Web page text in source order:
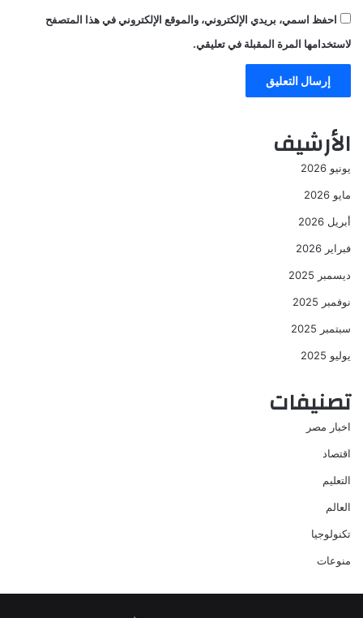
احفظ اسمي، بريدي الإلكتروني، والموقع الإلكتروني في هذا المتصفح
لاستخدامها المرة المقبلة في تعليقي.
الأرشيف
يونيو 2026
مايو 2026
أبريل 2026
فبراير 2026
ديسمبر 2025
نوفمبر 2025
سبتمبر 2025
يوليو 2025
تصنيفات
اخبار مصر
اقتصاد
التعليم
العالم
تكنولوجيا
منوعات